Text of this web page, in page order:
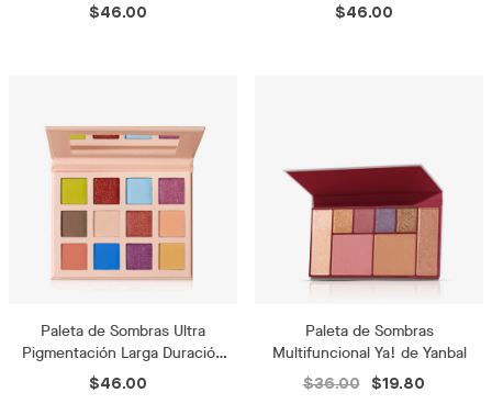
$46.00 $46.00
Paleta de Sombras Ultra
Pigmentación Larga Duración
Viva el Color
$46.00
Paleta de Sombras
Multifuncional Ya! de Yanbal
$36.00 $19.80